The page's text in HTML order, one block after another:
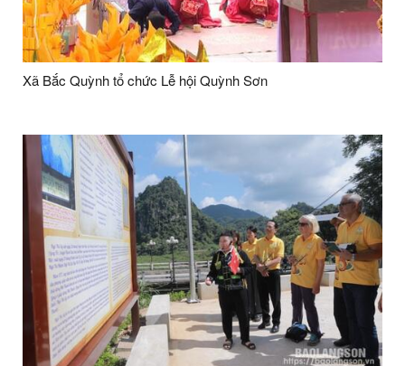
Xã Bắc Quỳnh tổ chức Lễ hội Quỳnh Sơn